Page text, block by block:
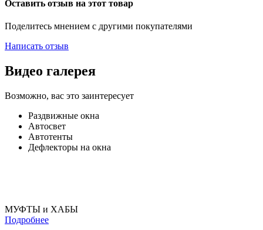
Оставить отзыв на этот товар
Поделитесь мнением с другими покупателями
Написать отзыв
Видео галерея
Возможно, вас это заинтересует
Раздвижные окна
Автосвет
Автотенты
Дефлекторы на окна
МУФТЫ и ХАБЫ
Подробнее